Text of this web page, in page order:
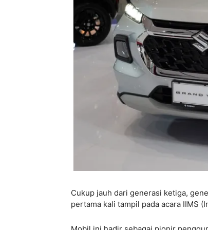
Cukup jauh dari generasi ketiga,
pertama kali tampil pada acara IIMS